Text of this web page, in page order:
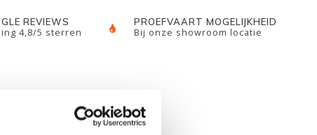
REVIEWS
4,8/5 sterren
PROEFVAART MOGELIJKHEID
Bij onze showroom locatie